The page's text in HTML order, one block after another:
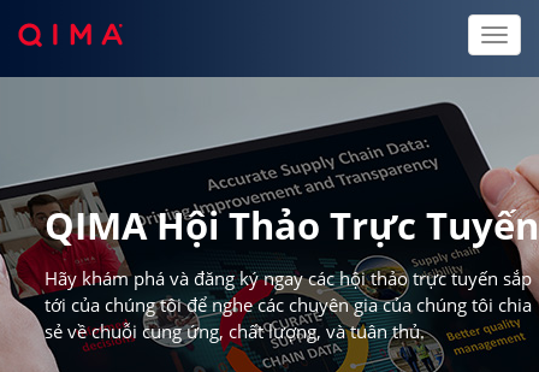
Toggle
QIMA Hội Thảo Trực Tuyến
Hãy khám phá và đăng ký ngay các hội thảo trực tuyến sắp
tới của chúng tôi để nghe các chuyên gia của chúng tôi chia
sẻ về chuỗi cung ứng, chất lượng, và tuân thủ.